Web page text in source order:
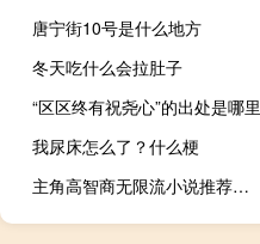
唐宁街10号是什么地方
冬天吃什么会拉肚子
“区区终有祝尧心”的出处是哪里
我尿床怎么了？什么梗
主角高智商无限流小说推荐（主角高智商无限流小说）